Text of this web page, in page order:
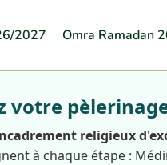
2027 Omra Ramadan
votre
religieux
à chaque étape :